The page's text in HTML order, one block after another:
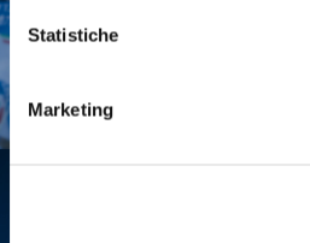
Statistiche
Marketing